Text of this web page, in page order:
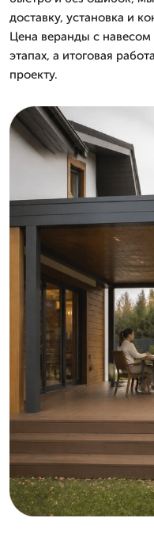
доставку, установка и
Цена веранды с навесом
этапах, а итоговая
проекту.